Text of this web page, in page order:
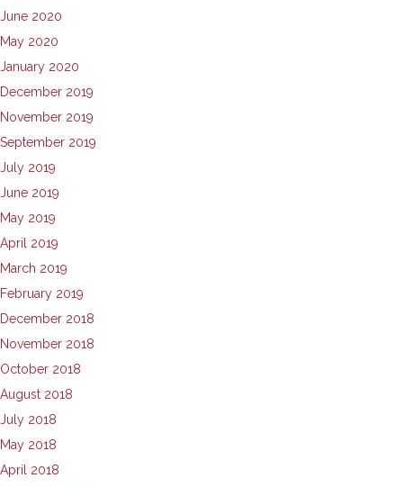
June 2020
May 2020
January 2020
December 2019
November 2019
September 2019
July 2019
June 2019
May 2019
April 2019
March 2019
February 2019
December 2018
November 2018
October 2018
August 2018
July 2018
May 2018
April 2018